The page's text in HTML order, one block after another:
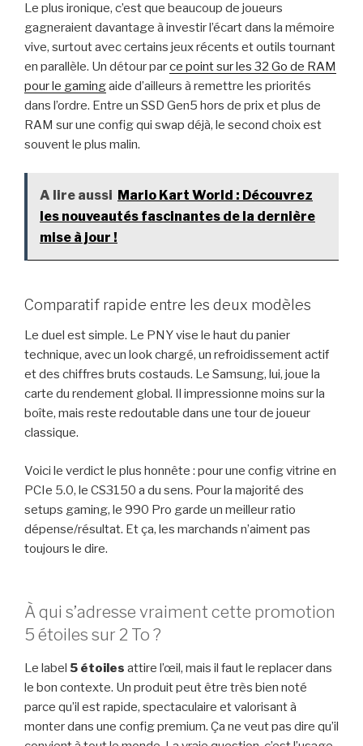
Le plus ironique, c’est que beaucoup de joueurs
gagneraient davantage à investir l’écart dans la mémoire
vive, surtout avec certains jeux récents et outils tournant
en parallèle. Un détour parce point sur les 32 Go de RAM
pour le gamingaide d’ailleurs à remettre les priorités
dans l’ordre. Entre un SSD Gen5 hors de prix et plus de
RAM sur une config qui swap déjà, le second choix est
souvent le plus malin.
A lire aussi Mario Kart World : Découvrez
les nouveautés fascinantes de la dernière
mise à jour !
Comparatif rapide entre les deux modèles
Le duel est simple. Le PNY vise le haut du panier
technique, avec un look chargé, un refroidissement actif
et des chiffres bruts costauds. Le Samsung, lui, joue la
carte du rendement global. Il impressionne moins sur la
boîte, mais reste redoutable dans une tour de joueur
classique.
Voici le verdict le plus honnête : pour une config vitrine en
PCIe 5.0, le CS3150 a du sens. Pour la majorité des
setups gaming, le 990 Pro garde un meilleur ratio
dépense/résultat. Et ça, les marchands n’aiment pas
toujours le dire.
À qui s’adresse vraiment cette promotion
5 étoiles sur 2 To ?
Le label 5 étoiles attire l’œil, mais il faut le replacer dans
le bon contexte. Un produit peut être très bien noté
parce qu’il est rapide, spectaculaire et valorisant à
monter dans une config premium. Ça ne veut pas dire qu’il